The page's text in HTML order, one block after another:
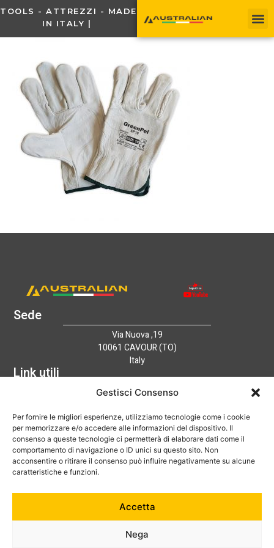
Gestisci Consenso
Per fornire le migliori esperienze, utilizziamo tecnologie come i cookie
per memorizzare e/o accedere alle informazioni del dispositivo. Il
consenso a queste tecnologie ci permetterà di elaborare dati come il
comportamento di navigazione o ID unici su questo sito. Non
acconsentire o ritirare il consenso può influire negativamente su alcune
caratteristiche e funzioni.
Accetta
Nega
TOOLS - ATTREZZI - MADE
IN ITALY |
Sede
Via Nuova ,19
10061 CAVOUR (TO)
Italy
Link utili
Home
Catalogo
Tecnologia
News
Contatti
Hai bisogno di aiuto?
+39 0121 600752
info@australian-srl.com